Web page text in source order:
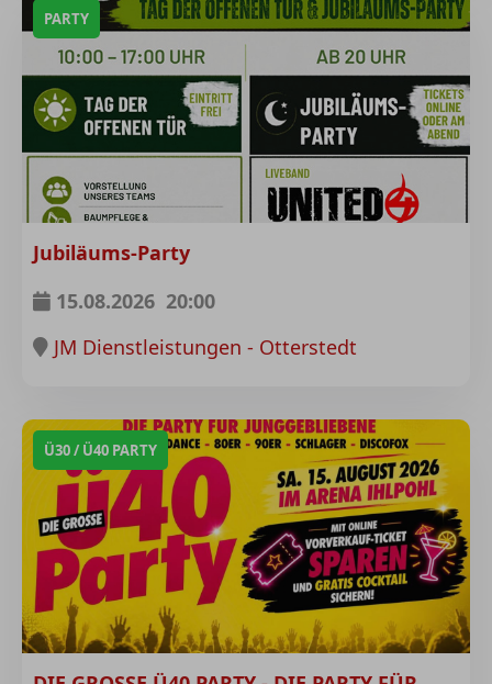
PARTY
Jubiläums-Party
15.08.2026 20:00
JM Dienstleistungen - Otterstedt
Ü30 / Ü40 PARTY